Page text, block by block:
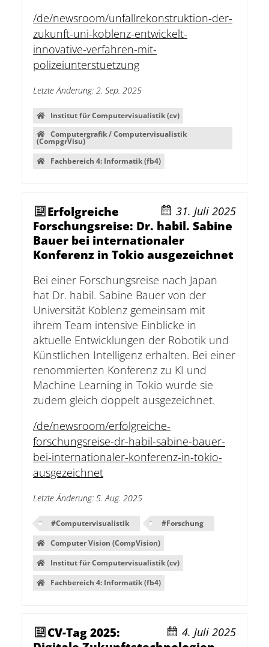
/de/newsroom/unfallrekonstruktion-der-
zukunft-uni-koblenz-entwickelt-
innovative-verfahren-mit-
polizeiunterstuetzung
Letzte Änderung: 2. Sep. 2025
Institut für Computervisualistik (cv)
Computergrafik / Computervisualistik
(CompgrVisu)
Fachbereich 4: Informatik (fb4)
31. Juli 2025
Erfolgreiche
Forschungsreise: Dr. habil. Sabine
Bauer bei internationaler
Konferenz in Tokio ausgezeichnet
Bei einer Forschungsreise nach Japan
hat Dr. habil. Sabine Bauer von der
Universität Koblenz gemeinsam mit
ihrem Team intensive Einblicke in
aktuelle Entwicklungen der Robotik und
Künstlichen Intelligenz erhalten. Bei einer
renommierten Konferenz zu KI und
Machine Learning in Tokio wurde sie
zudem gleich doppelt ausgezeichnet.
/de/newsroom/erfolgreiche-
forschungsreise-dr-habil-sabine-bauer-
bei-internationaler-konferenz-in-tokio-
ausgezeichnet
Letzte Änderung: 5. Aug. 2025
#Computervisualistik #Forschung
Computer Vision (CompVision)
Institut für Computervisualistik (cv)
Fachbereich 4: Informatik (fb4)
4. Juli 2025
CV-Tag 2025: